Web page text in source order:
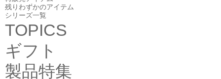
残りわずかのアイテム
シリーズ一覧
TOPICS
ギフト
製品特集